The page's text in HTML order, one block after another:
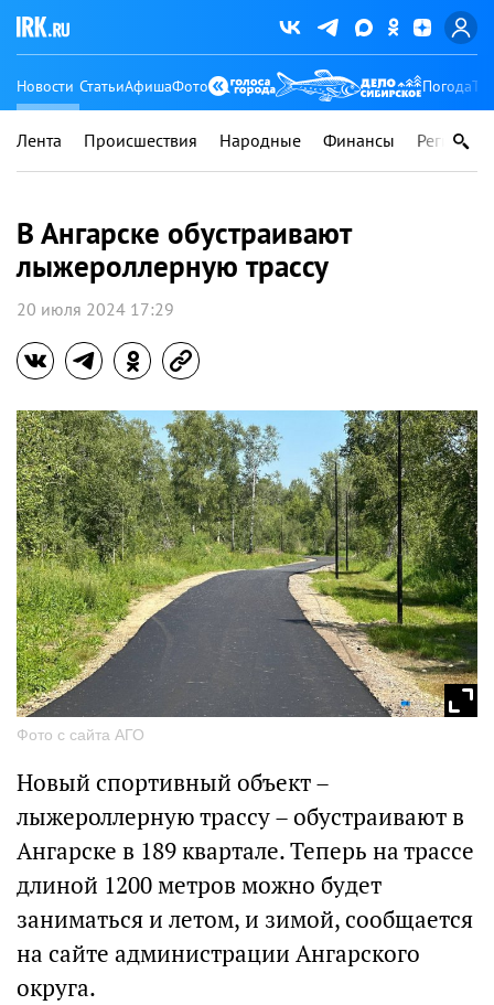
Новости СтатьиАфишаФото Погода
Лента Происшествия Народные Финансы Регионы
В Ангарске обустраивают
лыжероллерную трассу
20 июля 2024 17:29
Фото с сайта АГО
Новый спортивный объект –
лыжероллерную трассу – обустраивают в
Ангарске в 189 квартале. Теперь на трассе
длиной 1200 метров можно будет
заниматься и летом, и зимой, сообщается
на сайте администрации Ангарского
округа.